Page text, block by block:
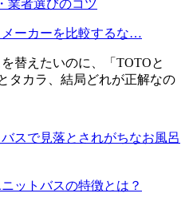
ーカーを比較するな…
替えたいのに、「TOTOと
タカラ、結局どれが正解なの
スで見落とされがちなお風呂
ットバスの特徴とは？